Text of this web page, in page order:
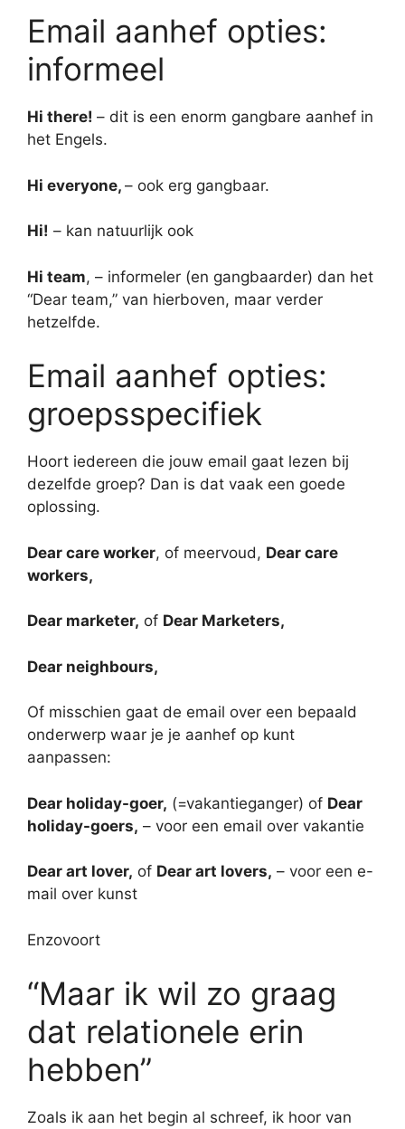
Email aanhef opties:
informeel
Hi there! – dit is een enorm gangbare aanhef in
het Engels.
Hi everyone, – ook erg gangbaar.
Hi! – kan natuurlijk ook
Hi team, – informeler (en gangbaarder) dan het
“Dear team,” van hierboven, maar verder
hetzelfde.
Email aanhef opties:
groepsspecifiek
Hoort iedereen die jouw email gaat lezen bij
dezelfde groep? Dan is dat vaak een goede
oplossing.
Dear care worker, of meervoud, Dear care
workers,
Dear marketer, of Dear Marketers,
Dear neighbours,
Of misschien gaat de email over een bepaald
onderwerp waar je je aanhef op kunt
aanpassen:
Dear holiday-goer, (=vakantieganger) of Dear
holiday-goers, – voor een email over vakantie
Dear art lover, of Dear art lovers, – voor een e-
mail over kunst
Enzovoort
“Maar ik wil zo graag
dat relationele erin
hebben”
Zoals ik aan het begin al schreef, ik hoor van